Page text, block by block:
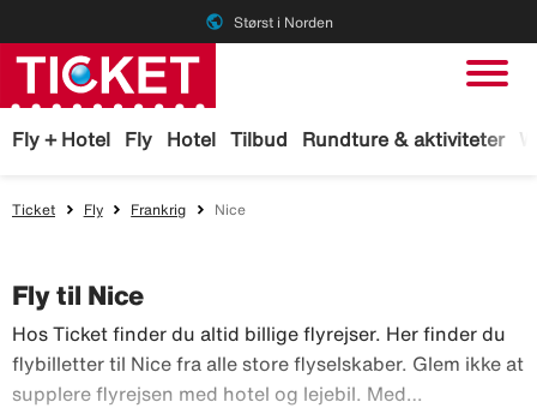
public Størst i Norden
Fly + Hotel Fly Hotel Tilbud Rundture & aktiviteter
Ticket Fly Frankrig Nice
Fly til Nice
Hos Ticket finder du altid billige flyrejser. Her finder du
flybilletter til Nice fra alle store flyselskaber. Glem ikke at
supplere flyrejsen med hotel og lejebil. Med